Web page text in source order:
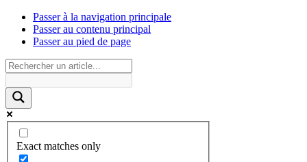
Passer à la navigation principale
Passer au contenu principal
Passer au pied de page
Exact matches only